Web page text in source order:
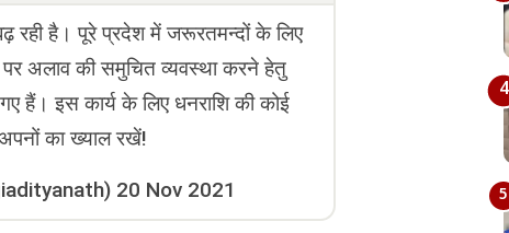
बढ़ रही है। पूरे प्रदेश में जरूरतमन्दों के लिए
अलाव की समुचित व्यवस्था करने हेतु
हैं। इस कार्य के लिए धनराशि की कोई
का ख्याल रखें!
20 Nov 2021